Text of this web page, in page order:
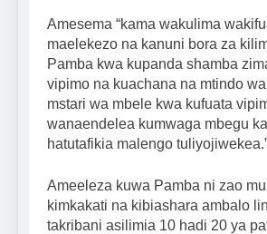
Amesema “kama wakulima
maelekezo na kanuni bora za
Pamba kwa kupanda shamba
vipimo na kuachana na mtindo
mstari wa mbele kwa kufuata
wanaendelea kumwaga mbegu
hatutafikia malengo
Ameeleza kuwa Pamba ni zao
kimkakati na kibiashara ambalo
takribani asilimia 10 hadi 20 ya